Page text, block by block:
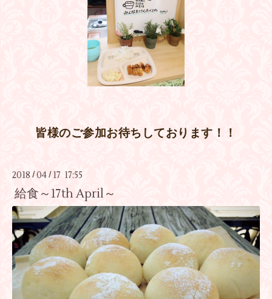
皆様のご参加お待ちしております！！
2018 /04 / 17 17:55
給食～17th April～